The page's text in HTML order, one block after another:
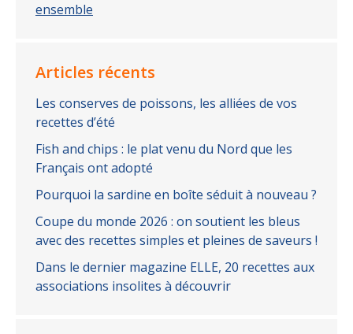
ensemble
Articles récents
Les conserves de poissons, les alliées de vos
recettes d’été
Fish and chips : le plat venu du Nord que les
Français ont adopté
Pourquoi la sardine en boîte séduit à nouveau ?
Coupe du monde 2026 : on soutient les bleus
avec des recettes simples et pleines de saveurs !
Dans le dernier magazine ELLE, 20 recettes aux
associations insolites à découvrir